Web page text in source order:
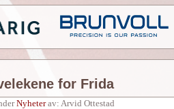
for Frida
Nyheterav: Arvid Ottestad